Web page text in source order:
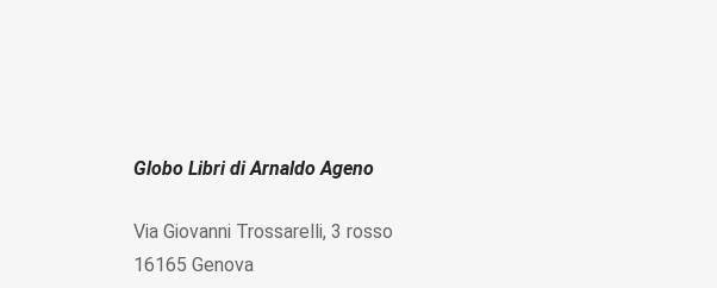
Globo Libri di Arnaldo Ageno
Via Giovanni Trossarelli, 3 rosso
16165 Genova